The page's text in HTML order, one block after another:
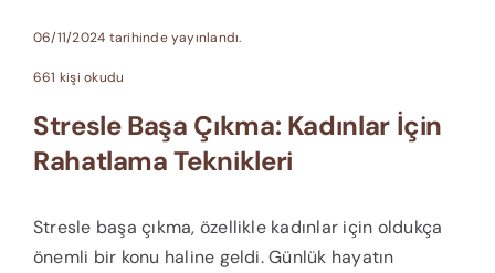
06/11/2024 tarihinde yayınlandı.
661 kişi okudu
Stresle Başa Çıkma: Kadınlar İçin
Rahatlama Teknikleri
Stresle başa çıkma, özellikle kadınlar için oldukça
önemli bir konu haline geldi. Günlük hayatın